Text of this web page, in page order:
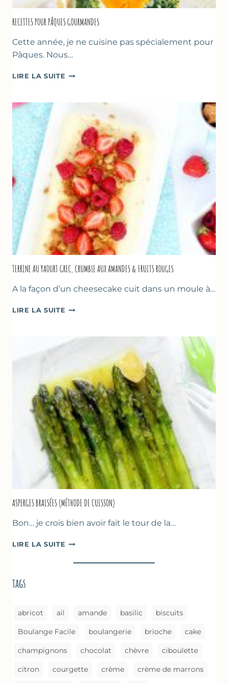
RECETTES POUR PÂQUES GOURMANDES
Cette année, je ne cuisine pas spécialement pour
Pâques. Nous…
LIRE LA SUITE RECETTES
GOURMANDES
TERRINE AU YAOURT GREC, CRUMBLE AUX AMANDES & FRUITS ROUGES
A la façon d’un cheesecake cuit dans un moule à…
LIRE LA SUITE TERRINE
GREC,
AMANDES
&
FRUITS
ROUGES
ASPERGES BRAISÉES (MÉTHODE DE CUISSON)
Bon… je crois bien avoir fait le tour de la…
LIRE LA SUITE ASPERGES
(MÉTHODE
tags
abricot ail amande basilic biscuits
Boulange Facile boulangerie brioche cake
champignons chocolat chèvre ciboulette
citron courgette crème crème de marrons